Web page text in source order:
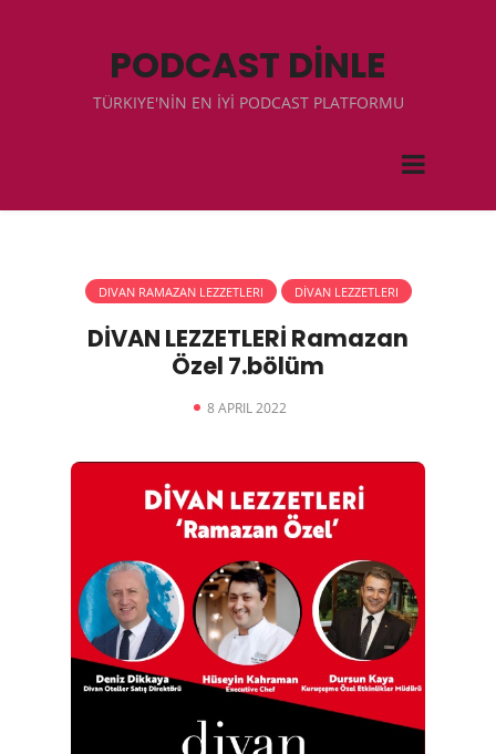
PODCAST DİNLE
TÜRKIYE'NİN EN İYİ PODCAST PLATFORMU
DIVAN RAMAZAN LEZZETLERI DİVAN LEZZETLERI
DİVAN LEZZETLERİ Ramazan
Özel 7.bölüm
8 APRIL 2022